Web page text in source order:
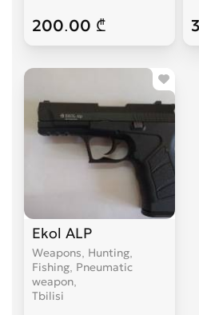
200.00 ₾
Ekol ALP
Weapons, Hunting,
Fishing, Pneumatic
weapon
Tbilisi